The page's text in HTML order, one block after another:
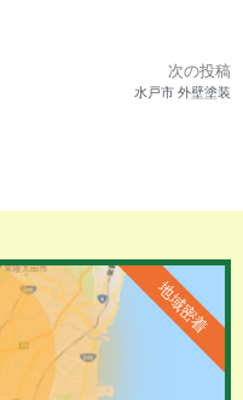
次の投稿
水戸市 外壁塗装
地域密着